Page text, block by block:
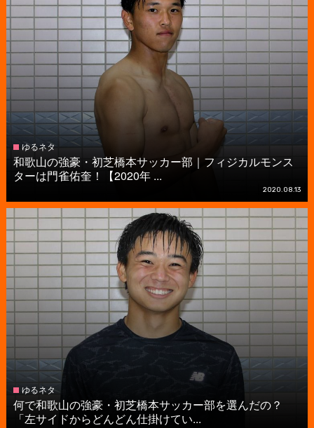
ゆるネタ
和歌山の強豪・初芝橋本サッカー部｜フィジカルモンス
ターは門雀佑奎！【2020年 ...
2020.08.13
ゆるネタ
何で和歌山の強豪・初芝橋本サッカー部を選んだの？
「左サイドからどんどん仕掛けてい...